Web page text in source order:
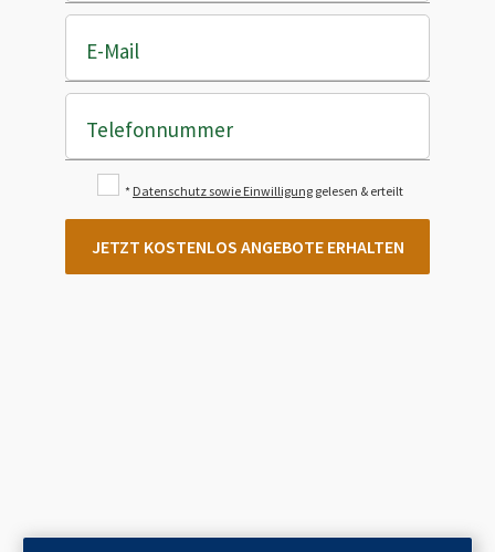
E-Mail
Telefonnummer
* Datenschutz sowie Einwilligung gelesen & erteilt
JETZT KOSTENLOS ANGEBOTE ERHALTEN